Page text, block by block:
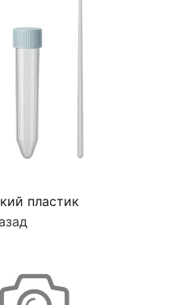
пластик